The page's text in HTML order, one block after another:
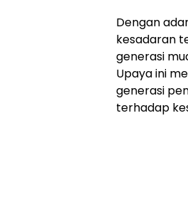
Dengan
kesadaran
generasi
Upaya ini
generasi
terhadap